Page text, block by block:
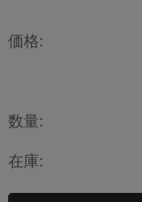
価格:
数量:
在庫: